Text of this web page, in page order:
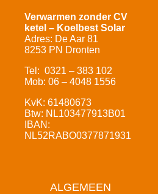
Verwarmen zonder CV
ketel – Koelbest Solar
Adres: De Aar 81
8253 PN Dronten
Tel: 0321 – 383 102
Mob: 06 – 4048 1556
KvK: 61480673
Btw: NL103477913B01
IBAN:
NL52RABO0377871931
ALGEMEEN